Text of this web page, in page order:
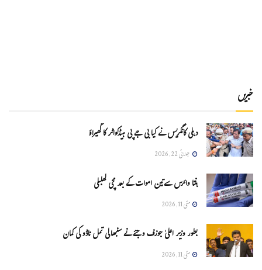
خبریں
دہلی کانگریس نے کیا بی جے پی ہیڈکواٹر کا گھیراؤ
جولائی 22, 2026
ہنتا وائرس سےتین اموات کے بعد مچی کھلبلی
مئی 11, 2026
بطور وزیر اعلیٰ جوزف وجئے نے سنبھالی تمل ناڈو کی کمان
مئی 11, 2026